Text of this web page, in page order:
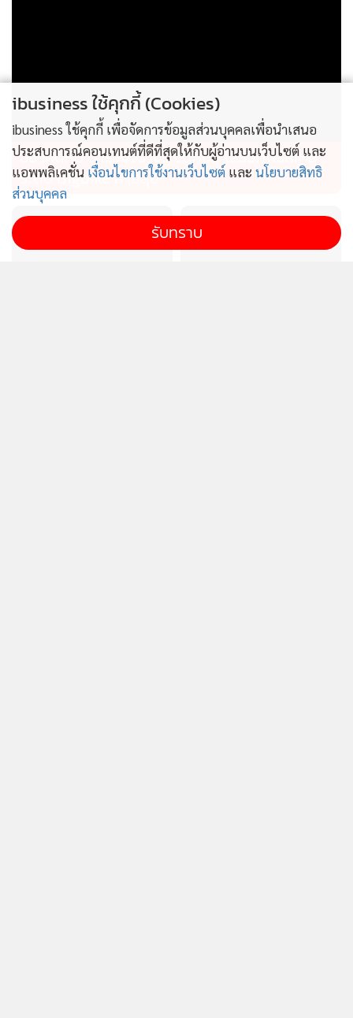
อย่าคิดหนี ตำรวจจราจร จัดหนัก เสริมทัพรถใหม่
ระดับ Bigbike สายลุย
ibusiness ใช้คุกกี้ (Cookies)
ibusiness ใช้คุกกี้ เพื่อจัดการข้อมูลส่วนบุคคลเพื่อนำเสนอ
ประสบการณ์คอนเทนต์ที่ดีที่สุดให้กับผู้อ่านบนเว็บไซต์ และ
แอพพลิเคชั่น เงื่อนไขการใช้งานเว็บไซต์ และ นโยบายสิทธิ
ส่วนบุคคล
รับทราบ